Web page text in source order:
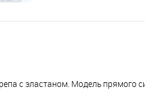
с эластаном. Модель